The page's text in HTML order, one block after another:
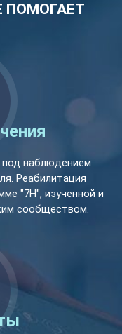
ПОМОГАЕТ
под наблюдением
Реабилитация
"7Н", изученной и
сообществом.